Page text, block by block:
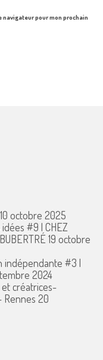
pour mon prochain
10 octobre 2025
#9 | CHEZ
19 octobre
indépendante #3 |
2024
créatrices-
Rennes 20